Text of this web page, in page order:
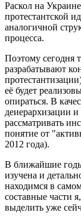
Раскол на
протестантской
аналогичной
процесса.
Поэтому сегодня
разрабатывают
её будет
опираться. В
деиерархизации
рассматривать
понятие от
2012 года).
В ближайшие годы
изучена и
находимся в
составные части
выделить уже